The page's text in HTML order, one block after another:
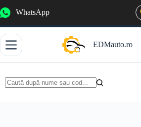
la
WhatsApp
EDMauto.ro